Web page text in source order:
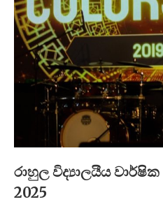
රාහුල විද්‍යාලයීය
2025